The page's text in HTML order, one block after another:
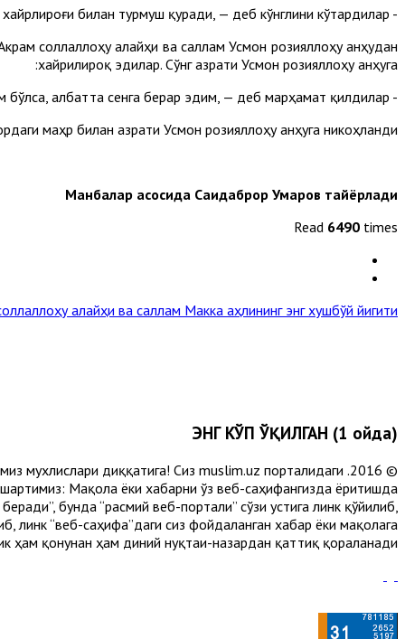
- Ҳафса Усмондан хайрлироғи билан, Усмон ҳам Ҳафсадан хайрлироғи билан турмуш қуради, — деб кўнглини кўтардилар.
соллаллоҳу алайҳи ва саллам Усмон розияллоҳу анҳудан
хайрилироқ эдилар. Сўнг Ҳазрати Усмон розияллоҳу анҳуга:
- Сени Руқайянинг синглиси Умму Гулсумга уйлантираман. Агар қизларимдан бири вафот этсаю яна қизим бўлса, албатта сенга берар эдим, — деб марҳамат қилдилар.
маҳр билан Ҳазрати Усмон розияллоҳу анҳуга никоҳланди.
Манбалар асосида Саидаброр Умаров тайёрлади
Read 6490 times
алайҳи ва саллам Макка аҳлининг энг хушбўй йигити »
ЭНГ КЎП ЎҚИЛГАН (1 ойда)
мухлислари диққатига! Сиз muslim.uz порталидаги
Мақола ёки хабарни ўз веб-саҳифангизда ёритишда
бунда “расмий веб-портали” сўзи устига линк қўйилиб,
линк “веб-саҳифа”даги сиз фойдаланган хабар ёки мақолага
ҳам қонунан ҳам диний нуқтаи-назардан қаттиқ қораланади.